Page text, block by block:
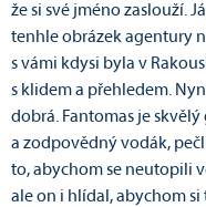
že si své jméno zaslouží.
tenhle obrázek agentury
s vámi kdysi byla v
s klidem a přehledem.
dobrá. Fantomas je
a zodpovědný vodák,
to, abychom se neutopili
ale on i hlídal, abychom si